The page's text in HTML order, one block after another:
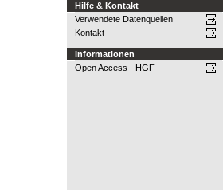
Hilfe & Kontakt
Verwendete Datenquellen
Kontakt
Informationen
Open Access - HGF